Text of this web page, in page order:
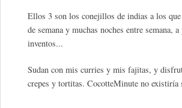
Ellos 3 son los conejillos de indias a los
de semana y muchas noches entre semana,
inventos...
Sudan con mis curries y mis fajitas, y
crepes y tortitas. CocotteMinute no existiría